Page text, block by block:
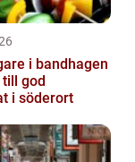
i bandhagen
god
i söderort